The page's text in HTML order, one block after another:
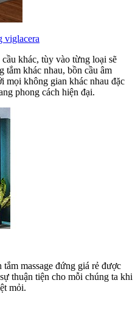
viglacera
khác, tùy vào từng loại sẽ
tắm khác nhau, bồn cầu âm
mọi không gian khác nhau đặc
phong cách hiện đại.
massage đứng giá rẻ được
thuận tiện cho mỗi chúng ta khi
mỏi.